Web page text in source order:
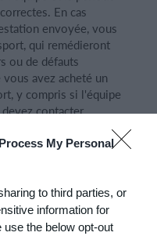
My Personal
to third parties, or
information for
the below opt-out
En cas
envoyée, vous
qui remédieront
ou de défauts
avez acheté un
y compris si l'équipe
contacter
de l'équipe
est vendu via
responsabilité à
un droit de
pas aux attentes